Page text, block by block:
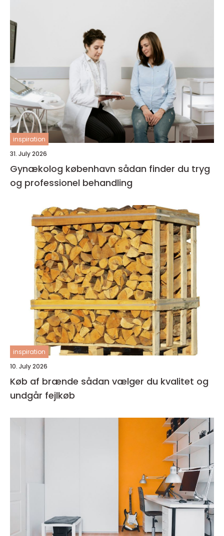
inspiration
31. July 2026
Gynækolog københavn sådan finder du tryg
og professionel behandling
inspiration
10. July 2026
Køb af brænde sådan vælger du kvalitet og
undgår fejlkøb